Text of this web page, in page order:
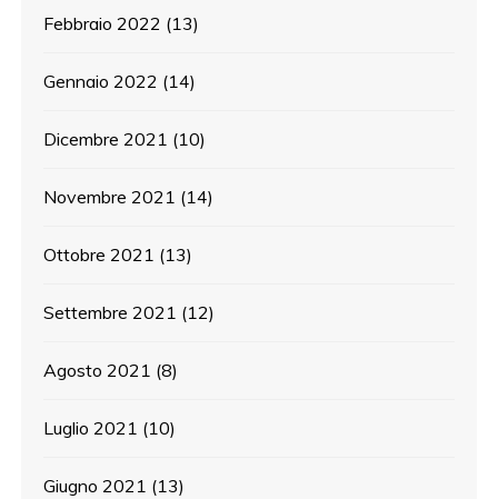
Febbraio 2022 (13)
Gennaio 2022 (14)
Dicembre 2021 (10)
Novembre 2021 (14)
Ottobre 2021 (13)
Settembre 2021 (12)
Agosto 2021 (8)
Luglio 2021 (10)
Giugno 2021 (13)